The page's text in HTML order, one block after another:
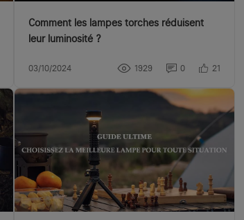
Comment les lampes torches réduisent
leur luminosité ?
03/10/2024 1929 0 21